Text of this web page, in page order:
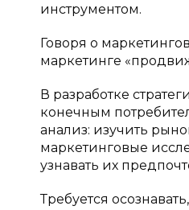
инструментом.
Говоря о
маркетинге
В разработке
конечным
анализ: изучить
маркетинговые
узнавать их
Требуется